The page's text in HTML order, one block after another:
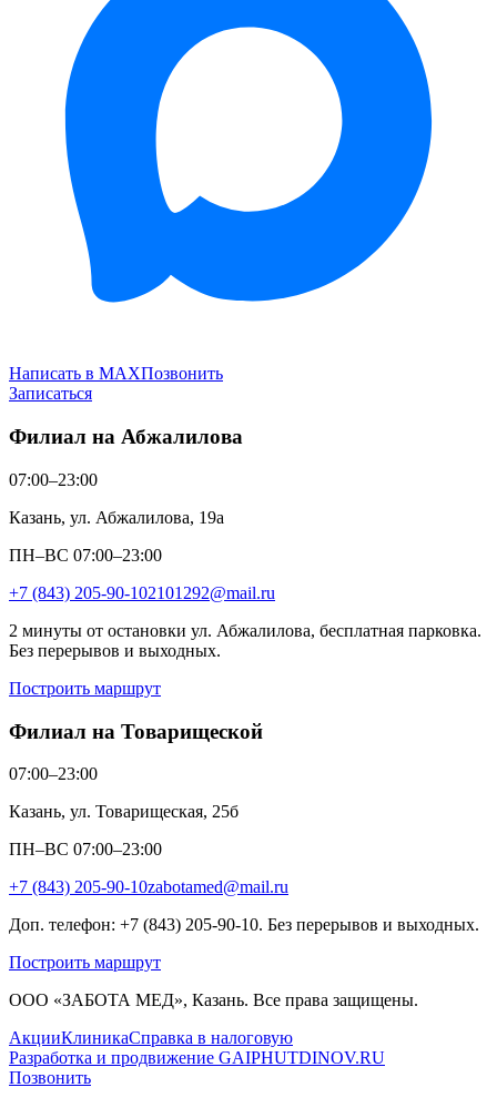
Написать в MAXПозвонить
Записаться
Филиал на Абжалилова
07:00–23:00
Казань, ул. Абжалилова, 19а
ПН–ВС 07:00–23:00
+7 (843) 205-90-102101292@mail.ru
2 минуты от остановки ул. Абжалилова, бесплатная парковка.
Без перерывов и выходных.
Построить маршрут
Филиал на Товарищеской
07:00–23:00
Казань, ул. Товарищеская, 25б
ПН–ВС 07:00–23:00
+7 (843) 205-90-10zabotamed@mail.ru
Доп. телефон: +7 (843) 205-90-10. Без перерывов и выходных.
Построить маршрут
ООО «ЗАБОТА МЕД», Казань. Все права защищены.
АкцииКлиникаСправка в налоговую
Разработка и продвижение GAIPHUTDINOV.RU
Позвонить